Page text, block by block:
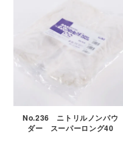
No.236 ニトリルノンパウ
ダー スーパーロング40